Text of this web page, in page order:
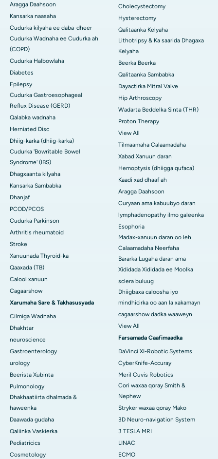
Aragga Daahsoon
Kansarka naasaha
Cudurka kilyaha ee daba-dheer
Cudurka Wadnaha ee Cudurka ah
(COPD)
Cudurka Halbowlaha
Diabetes
Epilepsy
Cudurka Gastroesophageal
Reflux Disease (GERD)
Qalabka wadnaha
Herniated Disc
Dhiig-karka (dhiig-karka)
Cudurka 'Bowritable Bowel
Syndrome' (IBS)
Dhagxaanta kilyaha
Kansarka Sambabka
Dhanjaf
PCOD/PCOS
Cudurka Parkinson
Arthritis rheumatoid
Stroke
Xanuunada Thyroid-ka
Qaaxada (TB)
Calool xanuun
Cagaarshow
Xarumaha Sare & Takhasusyada
Cilmiga Wadnaha
Dhakhtar
neuroscience
Gastroenterology
urology
Beerista Xubinta
Pulmonology
Dhakhaatiirta dhalmada &
haweenka
Daawada gudaha
Qaliinka Vaskierka
Pediatricics
Cosmetology
Cholecystectomy
Hysterectomy
Qalitaanka Kelyaha
Lithotripsy & Ka saarida Dhagaxa
Kelyaha
Beerka Beerka
Qalitaanka Sambabka
Dayactirka Mitral Valve
Hip Arthroscopy
Wadarta Beddelka Sinta (THR)
Proton Therapy
View All
Tilmaamaha Calaamadaha
Xabad Xanuun daran
Hemoptysis (dhiigga qufaca)
Kaadi xad dhaaf ah
Aragga Daahsoon
Curyaan ama kabuubyo daran
lymphadenopathy ilmo galeenka
Esophoria
Madax-xanuun daran oo leh
Calaamadaha Neerfaha
Bararka Lugaha daran ama
Xididada Xididada ee Moolka
sclera buluug
Dhiigbaxa caloosha iyo
mindhicirka oo aan la xakamayn
cagaarshow dadka waaweyn
View All
Farsamada Caafimaadka
DaVinci XI-Robotic Systems
CyberKnife-Accuray
Meril Cuvis Robotics
Cori waxaa qoray Smith &
Nephew
Stryker waxaa qoray Mako
3D Neuro-navigation System
3 TESLA MRI
LINAC
ECMO